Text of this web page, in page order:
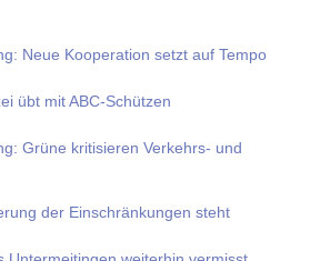
Neue Kooperation setzt auf Tempo
übt mit ABC-Schüt­zen
Grüne kritisieren Verkehrs- und
der Einschränkungen steht